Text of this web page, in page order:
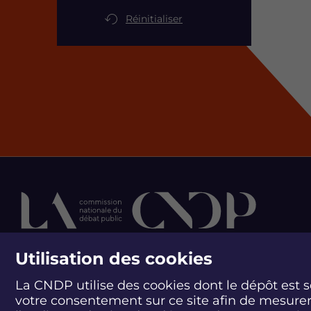
Utilisation des cookies
La CNDP utilise des cookies dont le dépôt est
votre consentement sur ce site afin de mesurer
Réinitialiser
contactez la
244 boulevard Saint-